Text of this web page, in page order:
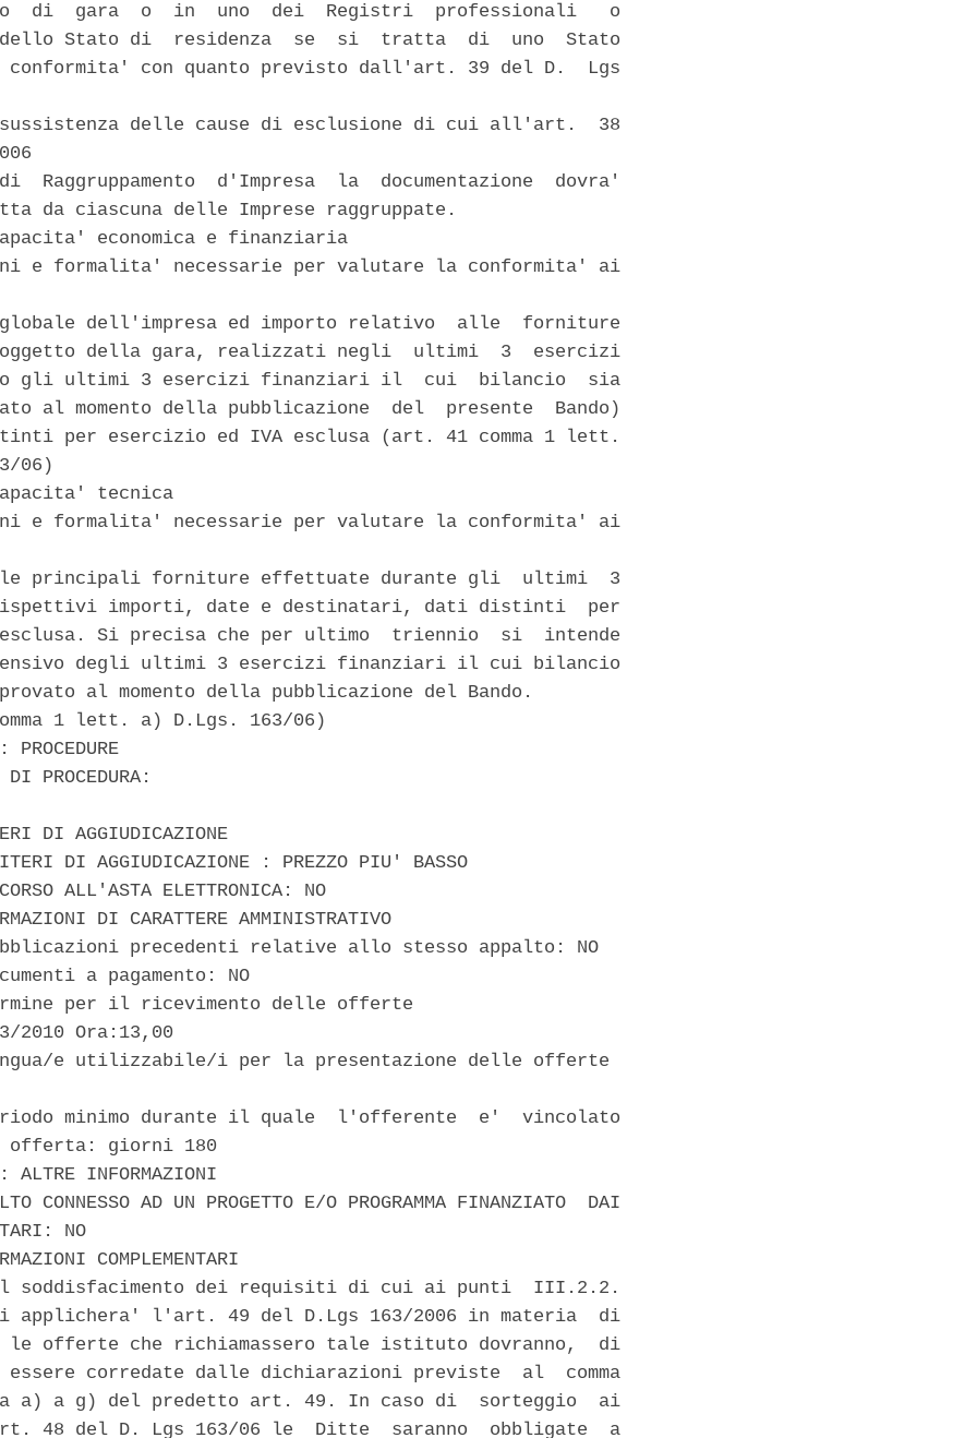
di  gara  o  in  uno  dei  Registri  professionali   o
dello Stato di  residenza  se  si  tratta  di  uno  Stato
con quanto previsto dall'art. 39 del D.  Lgs
delle cause di esclusione di cui all'art.  38
Raggruppamento  d'Impresa  la  documentazione  dovra'
da ciascuna delle Imprese raggruppate.
economica e finanziaria
e formalita' necessarie per valutare la conformita' ai
dell'impresa ed importo relativo  alle  forniture
della gara, realizzati negli  ultimi  3  esercizi
gli ultimi 3 esercizi finanziari il  cui  bilancio  sia
al momento della pubblicazione  del  presente  Bando)
per esercizio ed IVA esclusa (art. 41 comma 1 lett.
06)
tecnica
e formalita' necessarie per valutare la conformita' ai
principali forniture effettuate durante gli  ultimi  3
importi, date e destinatari, dati distinti  per
esclusa. Si precisa che per ultimo  triennio  si  intende
degli ultimi 3 esercizi finanziari il cui bilancio
al momento della pubblicazione del Bando.
1 lett. a) D.Lgs. 163/06)
PROCEDURE
DI PROCEDURA:
DI AGGIUDICAZIONE
DI AGGIUDICAZIONE : PREZZO PIU' BASSO
ALL'ASTA ELETTRONICA: NO
DI CARATTERE AMMINISTRATIVO
precedenti relative allo stesso appalto: NO
a pagamento: NO
per il ricevimento delle offerte
2010 Ora:13,00
e utilizzabile/i per la presentazione delle offerte
minimo durante il quale  l'offerente  e'  vincolato
offerta: giorni 180
ALTRE INFORMAZIONI
CONNESSO AD UN PROGETTO E/O PROGRAMMA FINANZIATO  DAI
NO
COMPLEMENTARI
soddisfacimento dei requisiti di cui ai punti  III.2.2.
l'art. 49 del D.Lgs 163/2006 in materia  di
le offerte che richiamassero tale istituto dovranno,  di
essere corredate dalle dichiarazioni previste  al  comma
a) a g) del predetto art. 49. In caso di  sorteggio  ai
48 del D. Lgs 163/06 le  Ditte  saranno  obbligate  a